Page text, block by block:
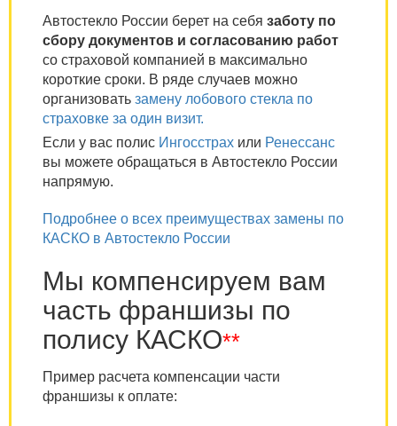
Автостекло России берет на себя заботу по
сбору документов и согласованию работ
со страховой компанией в максимально
короткие сроки. В ряде случаев можно
организовать замену лобового стекла по
страховке за один визит.
Если у вас полис Ингосстрах или Ренессанс
вы можете обращаться в Автостекло России
напрямую.
Подробнее о всех преимуществах замены по
КАСКО в Автостекло России
Мы компенсируем вам
часть франшизы по
полису КАСКО**
Пример расчета компенсации части
франшизы к оплате: